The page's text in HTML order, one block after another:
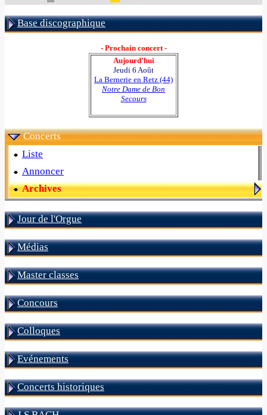
Base discographique
- Prochain concert -
Aujourd'hui
Jeudi 6 Août
La Bernerie en Retz (44)
Notre Dame de Bon
Secours
Concerts
Liste
Annoncer
Archives
Jour de l'Orgue
Médias
Master classes
Concours
Colloques
Evénements
Concerts historiques